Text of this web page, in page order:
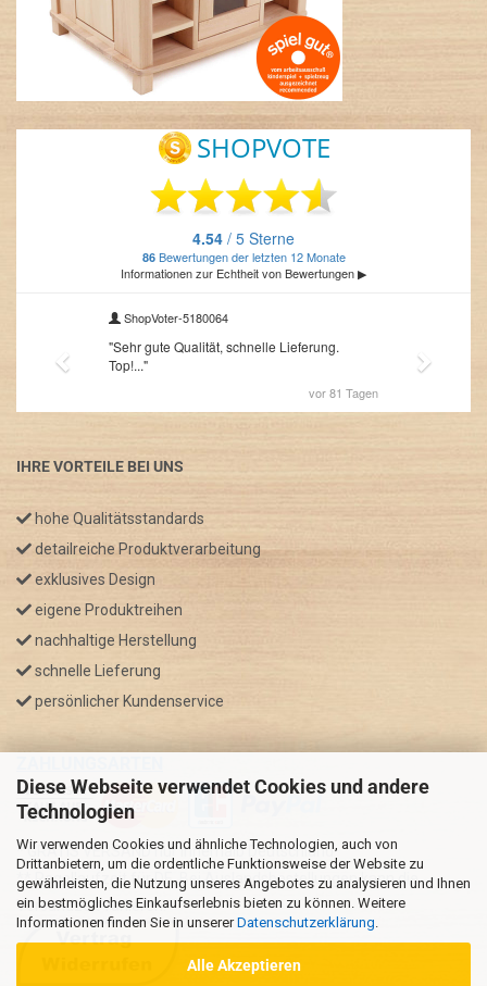
Diese Webseite verwendet Cookies und andere
Technologien
Wir verwenden Cookies und ähnliche Technologien, auch von
Drittanbietern, um die ordentliche Funktionsweise der Website zu
gewährleisten, die Nutzung unseres Angebotes zu analysieren und Ihnen
ein bestmögliches Einkaufserlebnis bieten zu können. Weitere
Informationen finden Sie in unsererDatenschutzerklärung
Alle Akzeptieren
IHRE VORTEILE BEI UNS
hohe Qualitätsstandards
detailreiche Produktverarbeitung
exklusives Design
eigene Produktreihen
nachhaltige Herstellung
schnelle Lieferung
persönlicher Kundenservice
* GRATIS VERSAND nur innerhalb Deutschland
** Regellaufzeit für DE, Bei Auslandsbestellungen kann die
Versandzeit variieren.